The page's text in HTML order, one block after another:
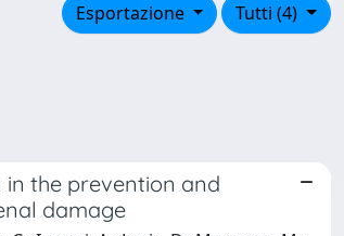
Tutti (4)
Esportazione
the prevention and
damage